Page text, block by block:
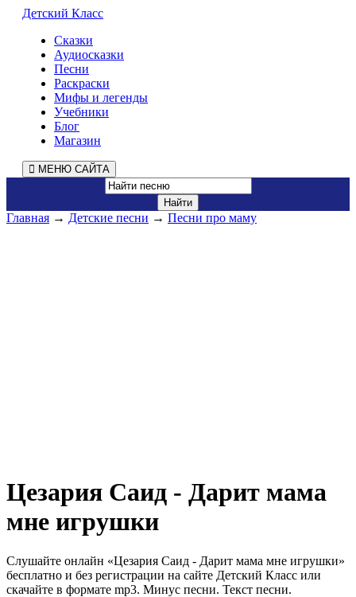
Детский Класс
Сказки
Аудиосказки
Песни
Раскраски
Мифы и легенды
Учебники
Блог
Магазин
МЕНЮ САЙТА
Главная → Детские песни → Песни про маму
Цезария Саид - Дарит мама
мне игрушки
Слушайте онлайн «Цезария Саид - Дарит мама мне игрушки»
бесплатно и без регистрации на сайте Детский Класс или
скачайте в формате mp3. Минус песни. Текст песни.